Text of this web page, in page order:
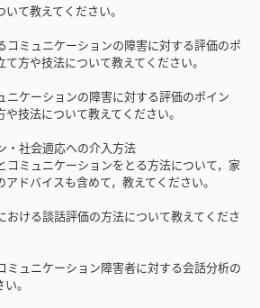
て教えてください。
ミュニケーションの障害に対する評価のポ
方や技法について教えてください。
ケーションの障害に対する評価のポイン
技法について教えてください。
・社会適応への介入方法
ミュニケーションをとる方法について，家
ドバイスも含めて，教えてください。
ける談話評価の方法について教えてくださ
ュニケーション障害者に対する会話分析の
。